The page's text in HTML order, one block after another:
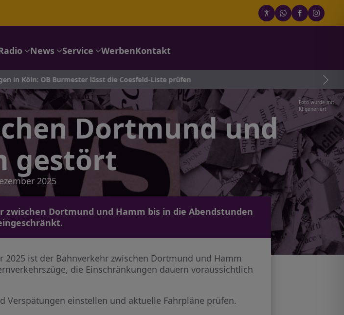
News Service WerbenKontakt
Burmester lässt die Coesfeld-Liste prüfen
Foto wurde mit
KI generiert
Dortmund und
gestört
2025
Dortmund und Hamm bis in die Abendstunden
ist der Bahnverkehr zwischen Dortmund und Hamm
die Einschränkungen dauern voraussichtlich
Verspätungen einstellen und aktuelle Fahrpläne prüfen.